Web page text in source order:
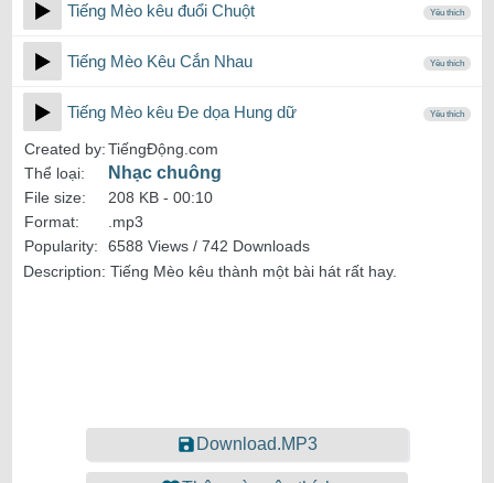
Tiếng Mèo kêu đuổi Chuột Yêu thích
Tiếng Mèo Kêu Cắn Nhau Yêu thích
Tiếng Mèo kêu Đe dọa Hung dữ Yêu thích
Created by:TiếngĐộng.com
Thể loại:
Nhạc chuông
File size: 208 KB - 00:10
Format:
.mp3
Popularity:
6588 Views / 742 Downloads
Description: Tiếng Mèo kêu thành một bài hát rất hay.
Download.MP3